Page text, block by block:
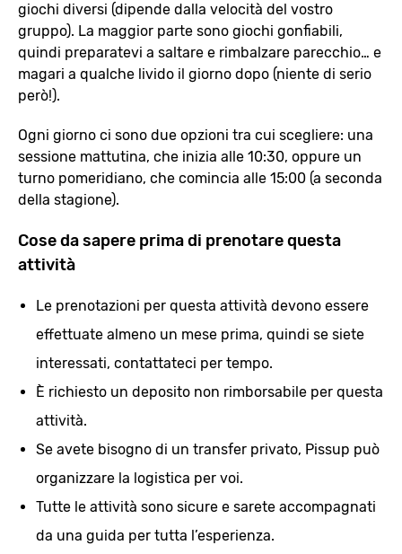
giochi diversi (dipende dalla velocità del vostro
gruppo). La maggior parte sono giochi gonfiabili,
quindi preparatevi a saltare e rimbalzare parecchio… e
magari a qualche livido il giorno dopo (niente di serio
però!).
Ogni giorno ci sono due opzioni tra cui scegliere: una
sessione mattutina, che inizia alle 10:30, oppure un
turno pomeridiano, che comincia alle 15:00 (a seconda
della stagione).
Cose da sapere prima di prenotare questa
attività
Le prenotazioni per questa attività devono essere
effettuate almeno un mese prima, quindi se siete
interessati, contattateci per tempo.
È richiesto un deposito non rimborsabile per questa
attività.
Se avete bisogno di un transfer privato, Pissup può
organizzare la logistica per voi.
Tutte le attività sono sicure e sarete accompagnati
da una guida per tutta l’esperienza.